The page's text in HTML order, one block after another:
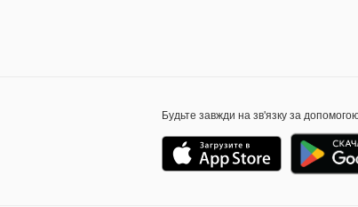
Будьте завжди на зв'язку за